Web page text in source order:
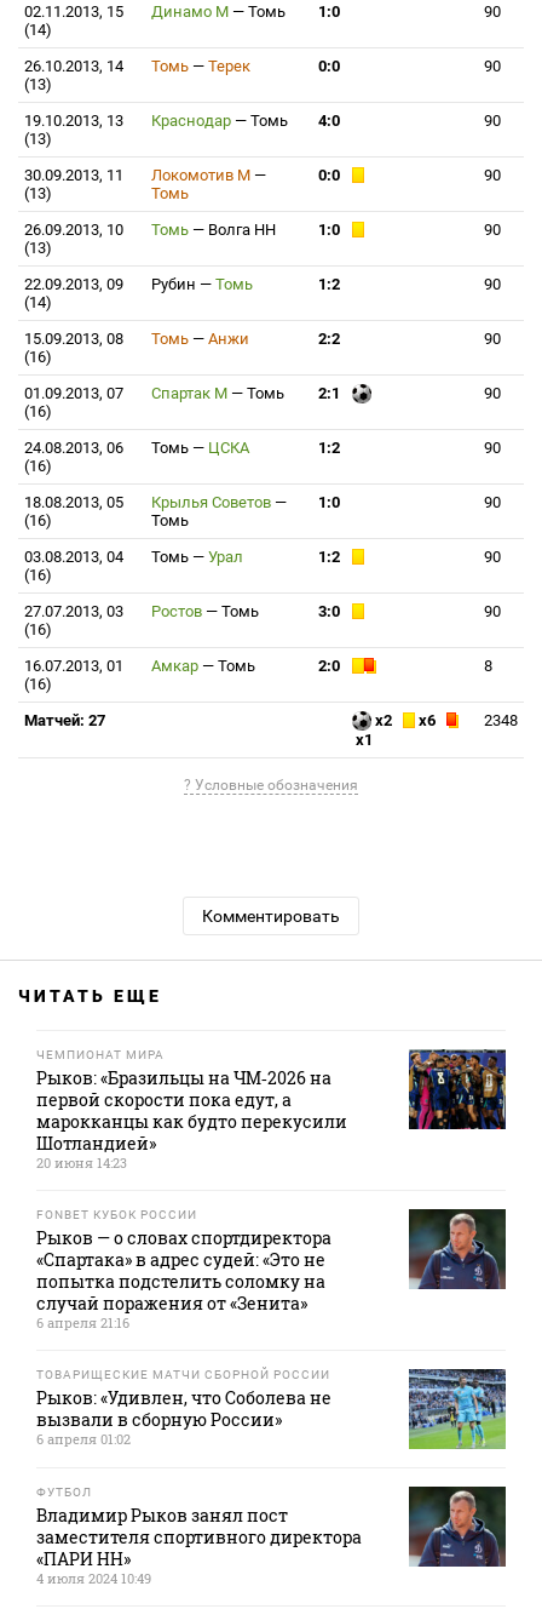
02.11.2013, 15
(14)
Динамо М — Томь 1:0 90
26.10.2013, 14
(13)
Томь — Терек 0:0 90
19.10.2013, 13
(13)
Краснодар — Томь 4:0 90
30.09.2013, 11
(13)
Локомотив М —
Томь
0:0 90
26.09.2013, 10
(13)
Томь — Волга НН 1:0 90
22.09.2013, 09
(14)
Рубин — Томь 1:2 90
15.09.2013, 08
(16)
Томь — Анжи 2:2 90
01.09.2013, 07
(16)
Спартак М — Томь 2:1 90
24.08.2013, 06
(16)
Томь — ЦСКА 1:2 90
18.08.2013, 05
(16)
Крылья Советов —
Томь
1:0 90
03.08.2013, 04
(16)
Томь — Урал 1:2 90
27.07.2013, 03
(16)
Ростов — Томь 3:0 90
16.07.2013, 01
(16)
Амкар — Томь 2:0 8
Матчей: 27 x2
x6
x1
2348
? Условные обозначения
Комментировать
ЧИТАТЬ ЕЩЕ
ЧЕМПИОНАТ МИРА
Рыков: «Бразильцы на ЧМ‑2026 на
первой скорости пока едут, а
марокканцы как будто перекусили
Шотландией»
20 июня 14:23
FONBET КУБОК РОССИИ
Рыков — о словах спортдиректора
«Спартака» в адрес судей: «Это не
попытка подстелить соломку на
случай поражения от «Зенита»
6 апреля 21:16
ТОВАРИЩЕСКИЕ МАТЧИ СБОРНОЙ РОССИИ
Рыков: «Удивлен, что Соболева не
вызвали в сборную России»
6 апреля 01:02
ФУТБОЛ
Владимир Рыков занял пост
заместителя спортивного директора
«ПАРИ НН»
4 июля 2024 10:49